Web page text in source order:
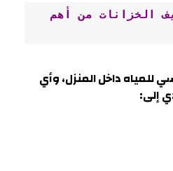
للمياه داخل المنزل، وأي
إلى: